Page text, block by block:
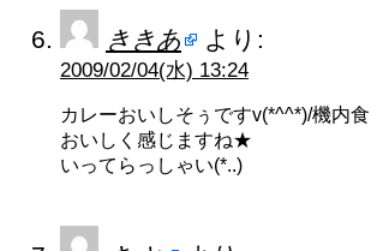
ききあ より:
2009/02/04(水) 13:24
カレーおいしそぅですv(*^^*)/機内
おいしく感じますね★
いってらっしゃい(*..)